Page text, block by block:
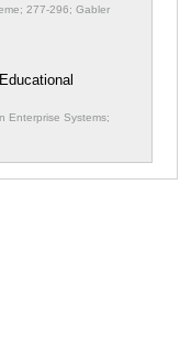
277-296; Gabler
Enterprise Systems;